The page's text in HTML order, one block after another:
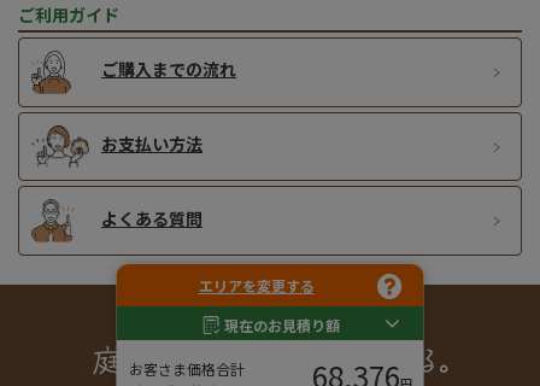
エリアを変更する
現在のお見積り額
お客さま価格合計 68,376円
ご利用ガイド
ご購入までの流れ
お支払い方法
よくある質問